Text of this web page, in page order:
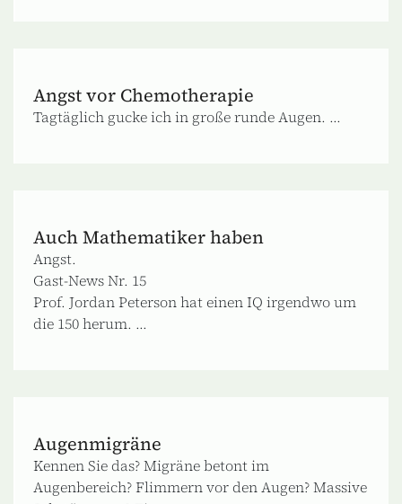
Angst vor Chemotherapie
Tagtäglich gucke ich in große runde Augen. ...
Auch Mathematiker haben
Angst.
Gast-News Nr. 15
Prof. Jordan Peterson hat einen IQ irgendwo um
die 150 herum. ...
Augenmigräne
Kennen Sie das? Migräne betont im
Augenbereich? Flimmern vor den Augen? Massive